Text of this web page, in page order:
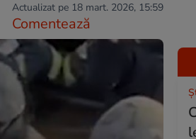
Actualizat pe 18 mart. 2026, 15:59
Comentează